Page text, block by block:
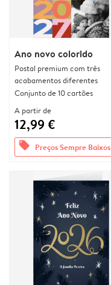
Ano novo colorido
Postal premium com três
acabamentos diferentes
Conjunto de 10 cartões
A partir de
12,99 €
offers Preços Sempre Baixos